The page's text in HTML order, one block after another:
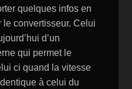
quelques infos en
le convertisseur. Celui
d’un
qui permet le
ci quand la vitesse
à celui du